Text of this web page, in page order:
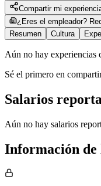
Compartir mi
¿Eres el empleador?
Resumen
Cultura
Aún no hay experiencias
Sé el primero en
Salarios
Aún no hay salarios
Información de